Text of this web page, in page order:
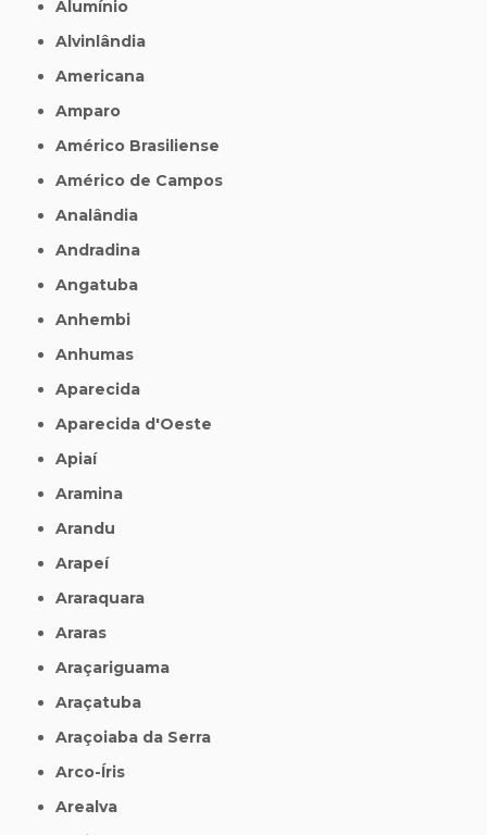
Alumínio
Alvinlândia
Americana
Amparo
Américo Brasiliense
Américo de Campos
Analândia
Andradina
Angatuba
Anhembi
Anhumas
Aparecida
Aparecida d'Oeste
Apiaí
Aramina
Arandu
Arapeí
Araraquara
Araras
Araçariguama
Araçatuba
Araçoiaba da Serra
Arco-Íris
Arealva